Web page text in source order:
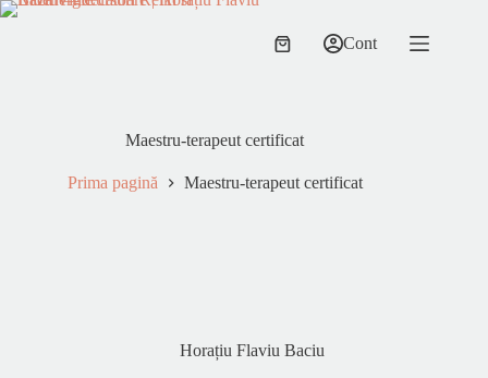
Sari
Coș
Cont
Maestru-terapeut certificat
Prima pagină Maestru-terapeut certificat
Horațiu Flaviu Baciu